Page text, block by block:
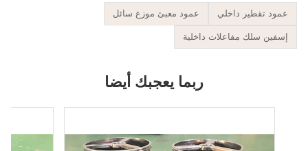
تقطير داخلي عمود معبئ موزع سائل
سلك مفاعلات داخلية
ربما يعجبك أيضا